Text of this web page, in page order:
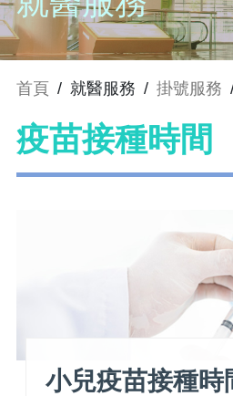
首頁 / 就醫服務 / 掛號服務
疫苗接種時間
小兒疫苗接種時